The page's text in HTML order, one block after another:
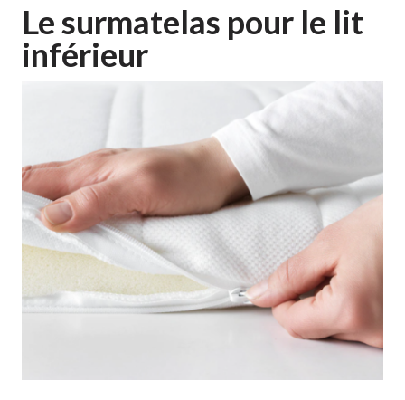
Le surmatelas pour le lit
inférieur